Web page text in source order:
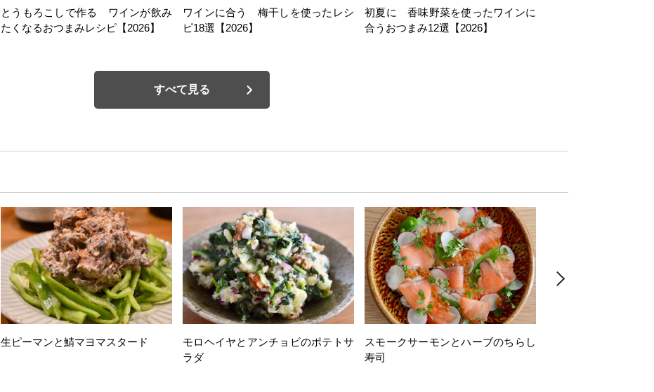
とうもろこしで作る ワインが飲み
たくなるおつまみレシピ【2026】
ワインに合う 梅干しを使ったレシ
ピ18選【2026】
初夏に 香味野菜を使ったワインに
合うおつまみ12選【2026】
すべて見る
生ピーマンと鯖マヨマスタード
モロヘイヤとアンチョビのポテトサ
ラダ
スモークサーモンとハーブのちらし
寿司